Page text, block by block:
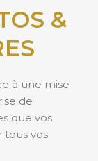
&
à une mise
de
que vos
tous vos